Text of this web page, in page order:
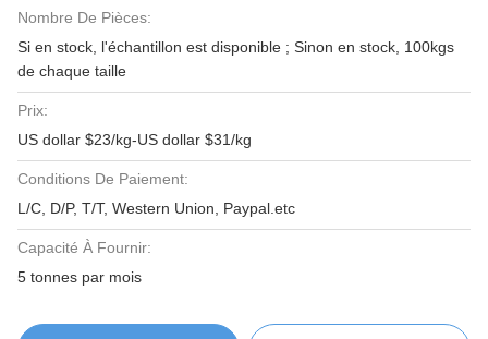
Nombre De Pièces:
Si en stock, l'échantillon est disponible ; Sinon en stock, 100kgs
de chaque taille
Prix:
US dollar $23/kg-US dollar $31/kg
Conditions De Paiement:
L/C, D/P, T/T, Western Union, Paypal.etc
Capacité À Fournir:
5 tonnes par mois